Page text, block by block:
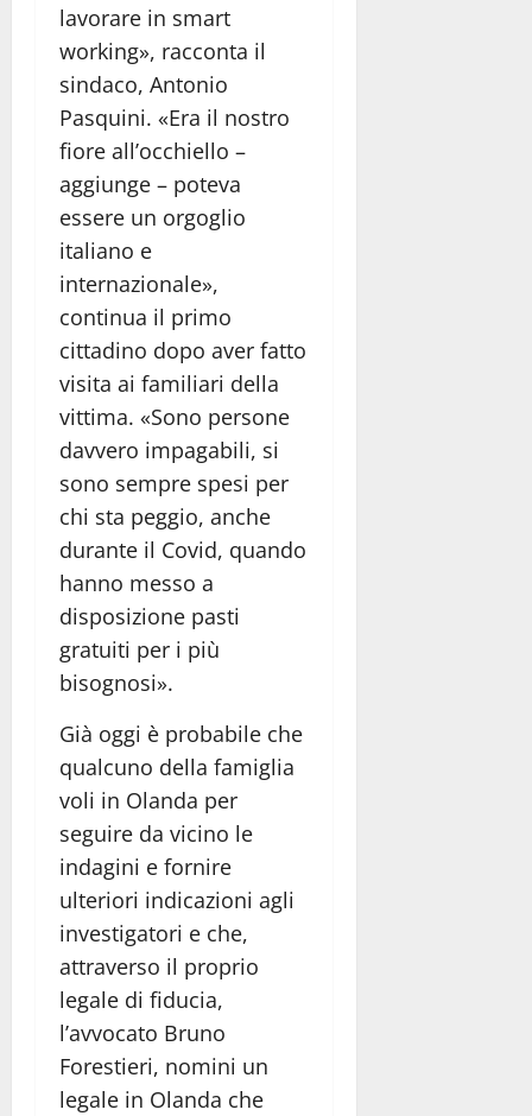
lavorare in smart
working», racconta il
sindaco, Antonio
Pasquini. «Era il nostro
fiore all’occhiello –
aggiunge – poteva
essere un orgoglio
italiano e
internazionale»,
continua il primo
cittadino dopo aver fatto
visita ai familiari della
vittima. «Sono persone
davvero impagabili, si
sono sempre spesi per
chi sta peggio, anche
durante il Covid, quando
hanno messo a
disposizione pasti
gratuiti per i più
bisognosi».
Già oggi è probabile che
qualcuno della famiglia
voli in Olanda per
seguire da vicino le
indagini e fornire
ulteriori indicazioni agli
investigatori e che,
attraverso il proprio
legale di fiducia,
l’avvocato Bruno
Forestieri, nomini un
legale in Olanda che